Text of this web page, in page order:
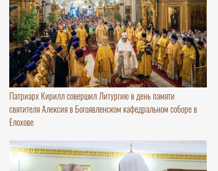
Патриарх Кирилл совершил Литургию в день памяти
святителя Алексия в Богоявленском кафедральном соборе в
Елохове